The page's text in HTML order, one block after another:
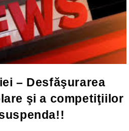
– Desfăşurarea
şi a competiţiilor